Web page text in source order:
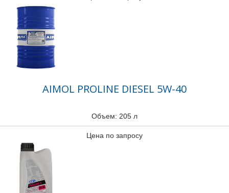
AIMOL PROLINE DIESEL 5W-40
Объем: 205 л
Цена по запросу